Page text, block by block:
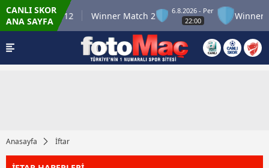
CANLI SKOR
ANA SAYFA
Match 12 Winner Match 2
6.8.2026 - Per
22:00
Winner
Anasayfa İftar